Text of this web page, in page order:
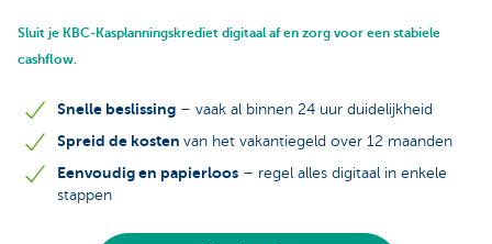
Sluit je KBC-Kasplanningskrediet digitaal af en zorg voor een stabiele
cashflow.
Snelle beslissing – vaak al binnen 24 uur duidelijkheid
Spreid de kosten van het vakantiegeld over 12 maanden
Eenvoudig en papierloos – regel alles digitaal in enkele
stappen